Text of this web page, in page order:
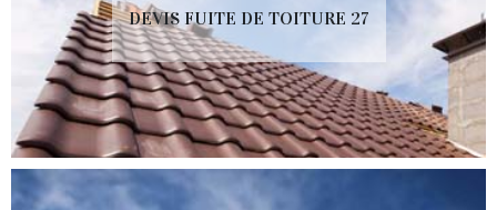
DEVIS FUITE DE TOITURE 27